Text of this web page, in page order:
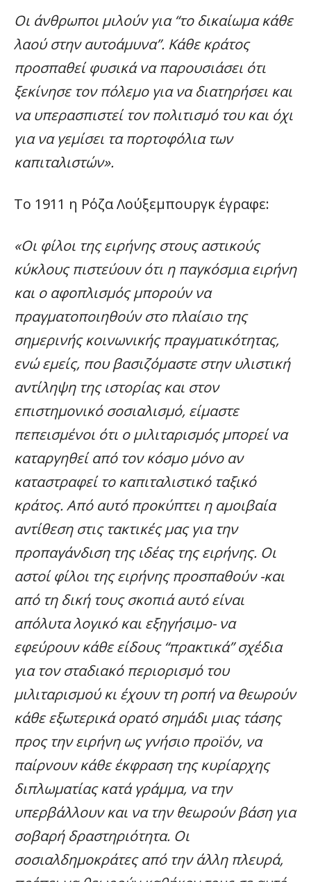
Οι άνθρωποι μιλούν για “το δικαίωμα κάθε
λαού στην αυτοάμυνα”. Κάθε κράτος
προσπαθεί φυσικά να παρουσιάσει ότι
ξεκίνησε τον πόλεμο για να διατηρήσει και
να υπερασπιστεί τον πολιτισμό του και όχι
για να γεμίσει τα πορτοφόλια των
καπιταλιστών».
Το 1911 η Ρόζα Λούξεμπουργκ έγραφε:
«Οι φίλοι της ειρήνης στους αστικούς
κύκλους πιστεύουν ότι η παγκόσμια ειρήνη
και ο αφοπλισμός μπορούν να
πραγματοποιηθούν στο πλαίσιο της
σημερινής κοινωνικής πραγματικότητας,
ενώ εμείς, που βασιζόμαστε στην υλιστική
αντίληψη της ιστορίας και στον
επιστημονικό σοσιαλισμό, είμαστε
πεπεισμένοι ότι ο μιλιταρισμός μπορεί να
καταργηθεί από τον κόσμο μόνο αν
καταστραφεί το καπιταλιστικό ταξικό
κράτος. Από αυτό προκύπτει η αμοιβαία
αντίθεση στις τακτικές μας για την
προπαγάνδιση της ιδέας της ειρήνης. Οι
αστοί φίλοι της ειρήνης προσπαθούν -και
από τη δική τους σκοπιά αυτό είναι
απόλυτα λογικό και εξηγήσιμο- να
εφεύρουν κάθε είδους “πρακτικά” σχέδια
για τον σταδιακό περιορισμό του
μιλιταρισμού κι έχουν τη ροπή να θεωρούν
κάθε εξωτερικά ορατό σημάδι μιας τάσης
προς την ειρήνη ως γνήσιο προϊόν, να
παίρνουν κάθε έκφραση της κυρίαρχης
διπλωματίας κατά γράμμα, να την
υπερβάλλουν και να την θεωρούν βάση για
σοβαρή δραστηριότητα. Οι
σοσιαλδημοκράτες από την άλλη πλευρά,